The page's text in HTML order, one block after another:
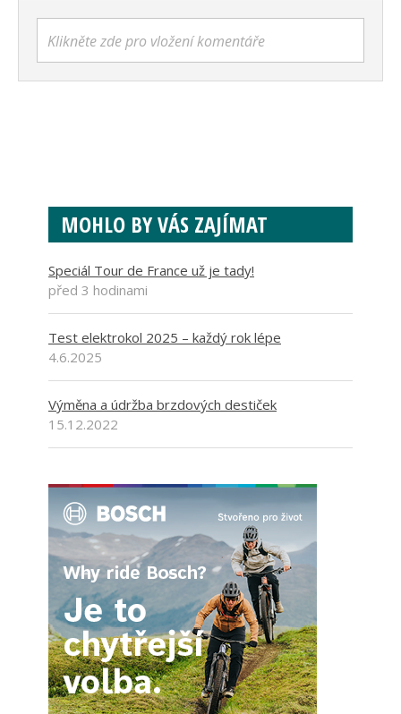
Klikněte zde pro vložení komentáře
MOHLO BY VÁS ZAJÍMAT
Speciál Tour de France už je tady!
před 3 hodinami
Test elektrokol 2025 – každý rok lépe
4.6.2025
Výměna a údržba brzdových destiček
15.12.2022